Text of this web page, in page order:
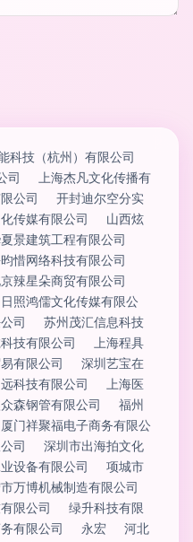
科技（杭州）有限公司
司
上海杰凡文化传播有
公司
开封迪尔空分实
传媒有限公司
山西炫
景建筑工程有限公司
昀惜网络科技有限公司
辣星朵商贸有限公司
日照鸿儒文化传媒有限公
司
苏州茂汇信息科技
技有限公司
上海程具
有限公司
深圳艺宝在
科技有限公司
上海医
森钢管有限公司
福州
厦门祥聚福电子商务有限公
司
深圳市出海拍文化
设备有限公司
项城市
万博机械制造有限公司
限公司
绿升科技有限
有限公司 永宏
河北